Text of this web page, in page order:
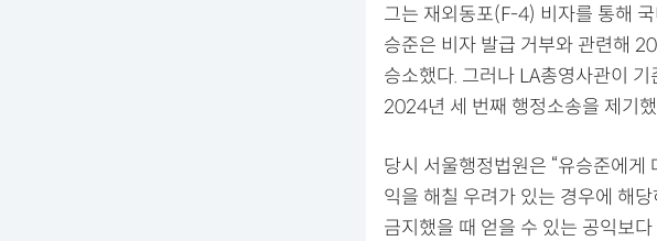
그는 재외동포(F-4) 비자를 통해
승준은 비자 발급 거부와 관련해
승소했다. 그러나 LA총영사관이
2024년 세 번째 행정소송을 제기
당시 서울행정법원은 “유승준에게
익을 해칠 우려가 있는 경우에 해
금지했을 때 얻을 수 있는 공익보